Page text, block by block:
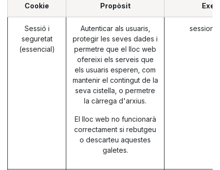
Cookie
Propòsit
Sessió i
seguretat
(essencial)
Autenticar als usuaris,
protegir les seves dades i
permetre que el lloc web
ofereixi els serveis que
els usuaris esperen, com
mantenir el contingut de la
seva cistella, o permetre
la càrrega d'arxius.
El lloc web no funcionarà
correctament si rebutgeu
o descarteu aquestes
galetes.